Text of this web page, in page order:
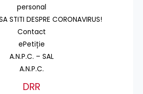
personal
STITI DESPRE CORONAVIRUS!
Contact
ePetiție
A.N.P.C. – SAL
A.N.P.C.
DRR